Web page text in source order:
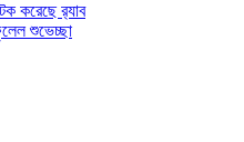
করেছে র‌্যাব
শুভেচ্ছা